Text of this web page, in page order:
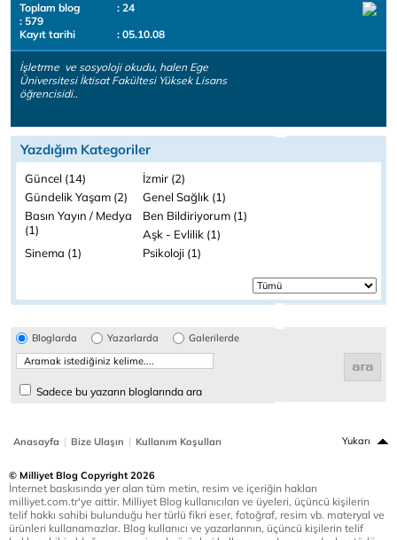
Toplam blog
: 24
: 579
Kayıt tarihi
: 05.10.08
İşletrme ve sosyoloji okudu, halen Ege
Üniversitesi İktisat Fakültesi Yüksek Lisans
öğrencisidi..
Yazdığım Kategoriler
Güncel (14)
İzmir (2)
Gündelik Yaşam (2)
Genel Sağlık (1)
Basın Yayın / Medya
(1)
Ben Bildiriyorum (1)
Aşk - Evlilik (1)
Sinema (1)
Psikoloji (1)
Bloglarda Yazarlarda Galerilerde
Sadece bu yazarın bloglarında ara
Anasayfa | Bize Ulaşın | Kullanım Koşulları Yukarı
© Milliyet Blog Copyright 2026
İnternet baskısında yer alan tüm metin, resim ve içeriğin hakları
milliyet.com.tr'ye aittir. Milliyet Blog kullanıcıları ve üyeleri, üçüncü kişilerin
telif hakkı sahibi bulunduğu her türlü fikri eser, fotoğraf, resim vb. materyal ve
ürünleri kullanamazlar. Blog kullanıcı ve yazarlarının, üçüncü kişilerin telif